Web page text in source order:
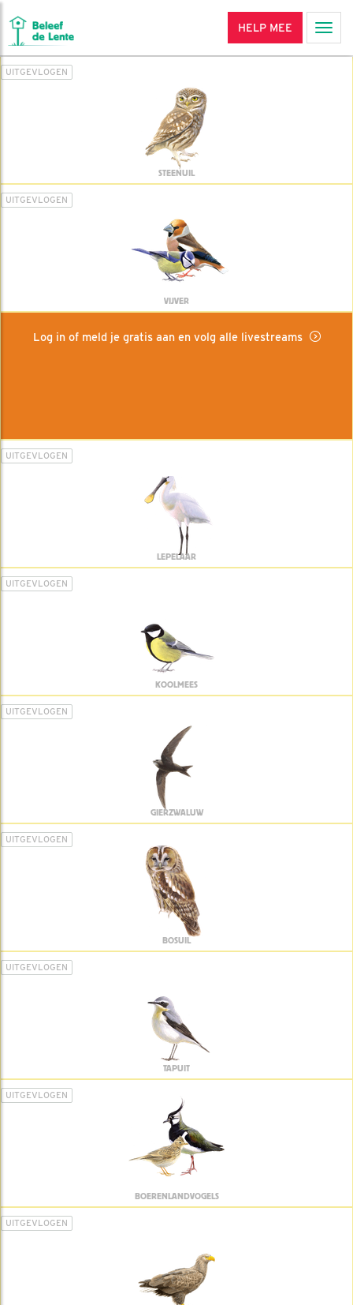
HELP MEE
UITGEVLOGEN
STEENUIL
UITGEVLOGEN
VIJVER
Log in of meld je gratis aan en volg alle livestreams
UITGEVLOGEN
LEPELAAR
UITGEVLOGEN
KOOLMEES
UITGEVLOGEN
GIERZWALUW
UITGEVLOGEN
BOSUIL
UITGEVLOGEN
TAPUIT
UITGEVLOGEN
BOERENLANDVOGELS
UITGEVLOGEN